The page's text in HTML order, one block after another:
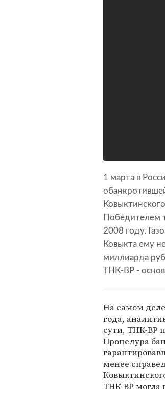
1 марта в
Победителем
2008 году.
Ковыкта ему
миллиарда
ТНК-ВР -
На самом
года,
сути, ТНК-ВР
Процедура
менее
ТНК-ВР могла